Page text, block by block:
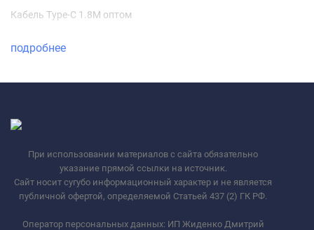
Кабель Type-C 1.8М оптом
подробнее
При использовании материалов с сайта обязательно
указание прямой ссылки на источник.
Сайт носит сугубо информационный характер и не является
публичной офертой, определяемой Статьей 437 (2) ГК РФ.
Оператор персональных данных: ИП Жиденко Дмитрий